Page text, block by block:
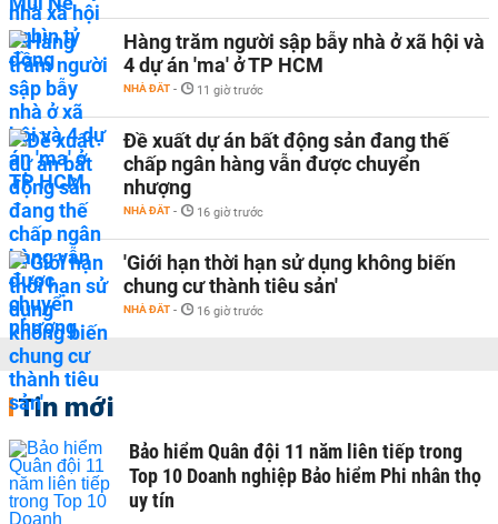
Hàng trăm người sập bẫy nhà ở xã hội và
4 dự án 'ma' ở TP HCM
NHÀ ĐẤT - 11 giờ trước
Đề xuất dự án bất động sản đang thế
chấp ngân hàng vẫn được chuyển
nhượng
NHÀ ĐẤT - 16 giờ trước
'Giới hạn thời hạn sử dụng không biến
chung cư thành tiêu sản'
NHÀ ĐẤT - 16 giờ trước
Tin mới
Bảo hiểm Quân đội 11 năm liên tiếp trong
Top 10 Doanh nghiệp Bảo hiểm Phi nhân thọ
uy tín